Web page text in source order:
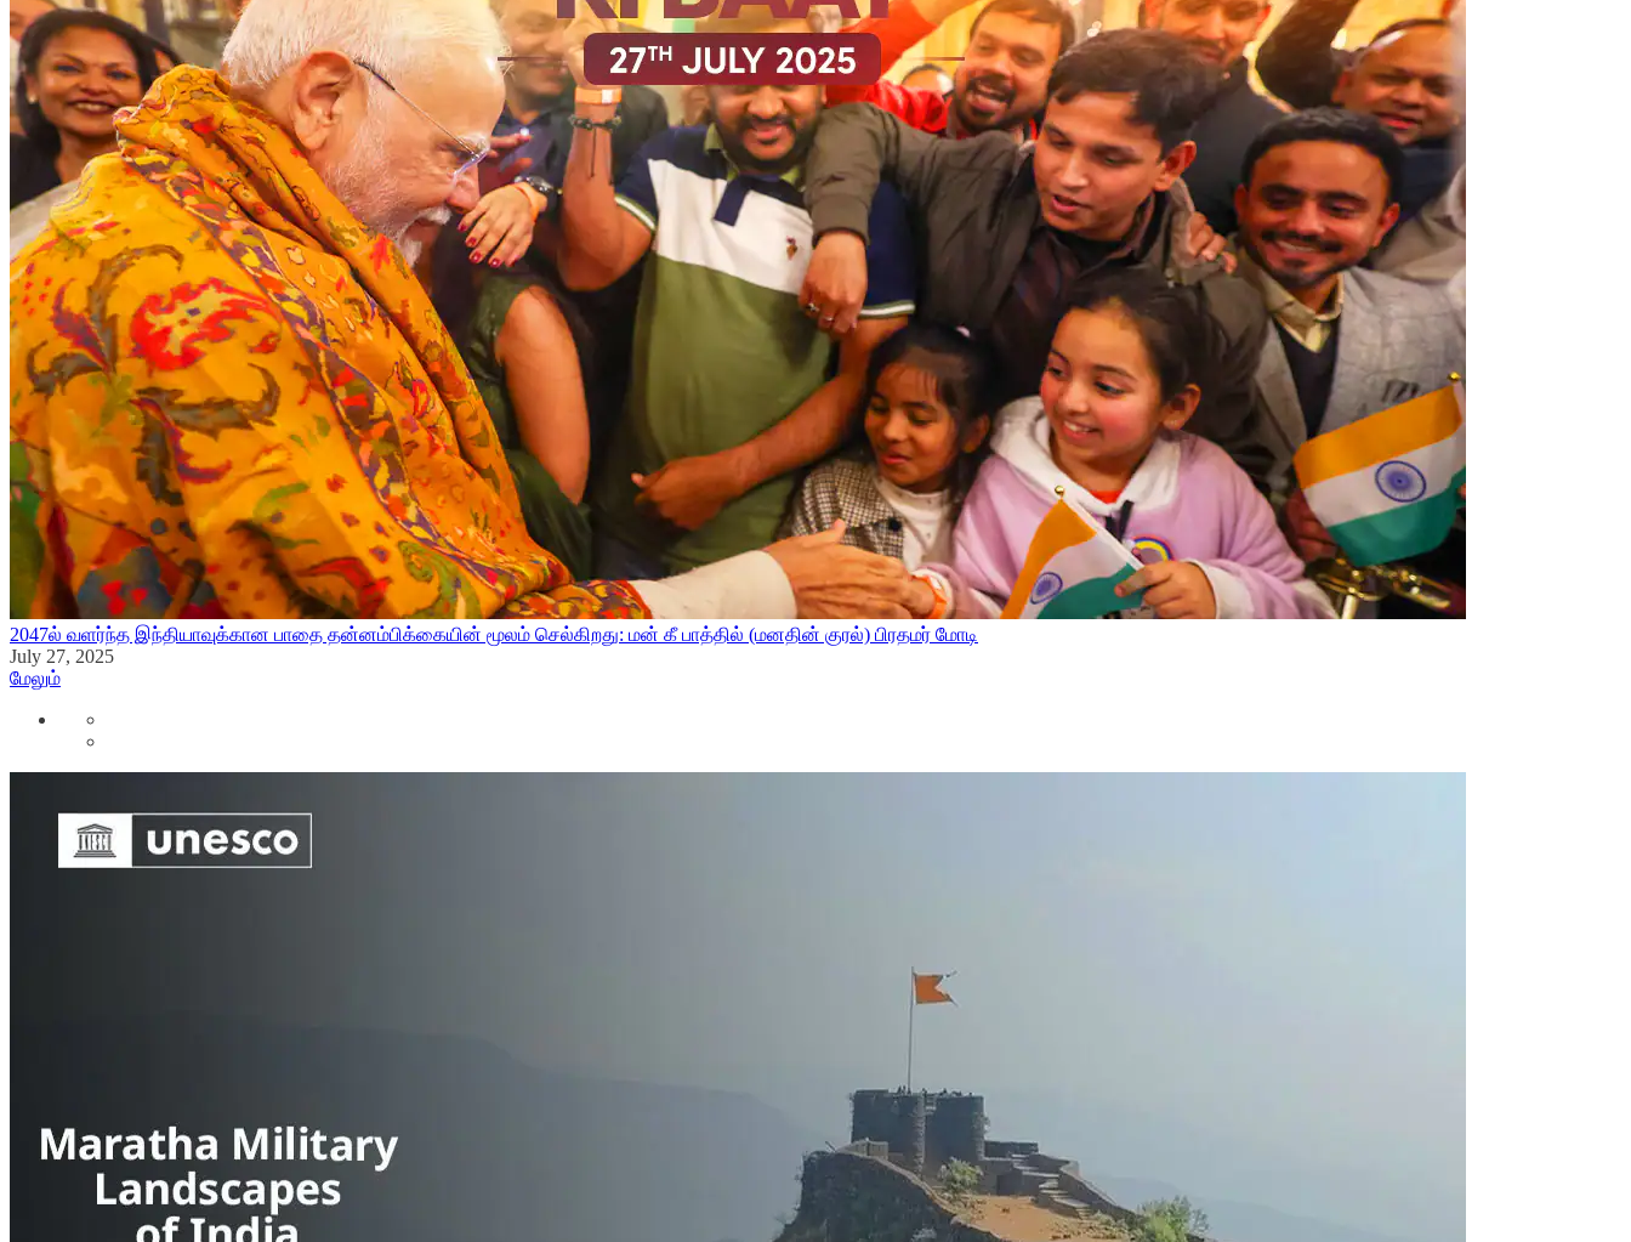
2047ல் வளர்ந்த இந்தியாவுக்கான பாதை தன்னம்பிக்கையின் மூலம் செல்கிறது: மன் கீ பாத்தில் (மனதின் குரல்) பிரதமர் மோடி
July 27, 2025
மேலும்